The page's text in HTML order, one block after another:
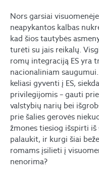
Nors garsiai
neapykantos kalbas
kad šios tautybės
turėti su jais reikalų.
romų integraciją ES yra
nacionaliniam
keliasi gyventi į ES,
privilegijomis – gauti
valstybių narių bei
prie šalies gerovės
žmones tiesiog išspirti iš
palaukit, ir kurgi šiai
romams įsilieti į
nenorima?